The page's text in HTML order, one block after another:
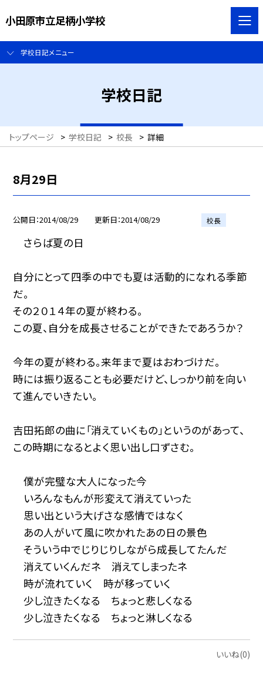
小田原市立足柄小学校
学校日記メニュー
学校日記
トップページ > 学校日記 > 校長 > 詳細
8月29日
公開日 2014/08/29 更新日 2014/08/29 校長
さらば夏の日
自分にとって四季の中でも夏は活動的になれる季節
だ。
その２０１４年の夏が終わる。
この夏、自分を成長させることができたであろうか？
今年の夏が終わる。来年まで夏はおわづけだ。
時には振り返ることも必要だけど、しっかり前を向い
て進んでいきたい。
吉田拓郎の曲に「消えていくもの」というのがあって、
この時期になるとよく思い出し口ずさむ。
僕が完璧な大人になった今
いろんなもんが形変えて消えていった
思い出という大げさな感情ではなく
あの人がいて風に吹かれたあの日の景色
そういう中でじりじりしながら成長してたんだ
消えていくんだネ 消えてしまったネ
時が流れていく 時が移っていく
少し泣きたくなる ちょっと悲しくなる
少し泣きたくなる ちょっと淋しくなる
いいね(0)